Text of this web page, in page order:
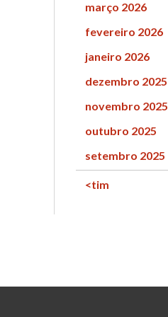
março 2026
fevereiro 2026
janeiro 2026
dezembro 2025
novembro 2025
outubro 2025
setembro 2025
<tim